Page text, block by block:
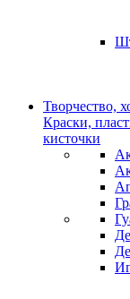
Творчество,
Краски,
кисточки